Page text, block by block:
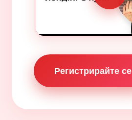
Регистрирайте се